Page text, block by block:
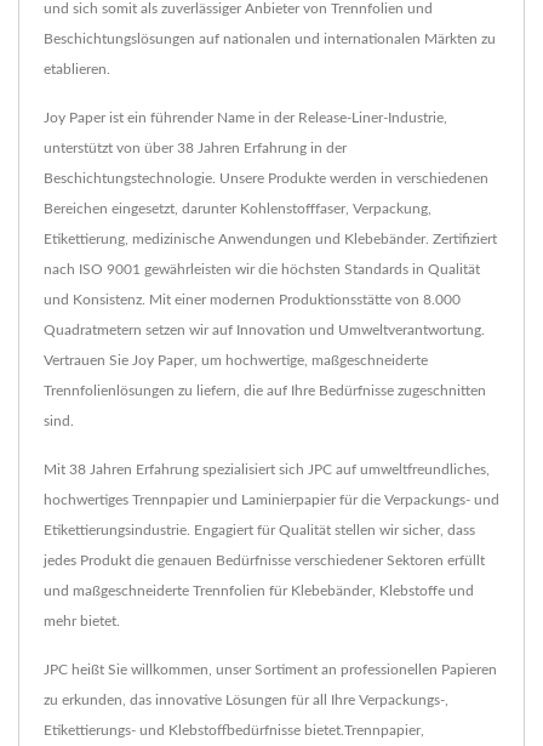
und sich somit als zuverlässiger Anbieter von Trennfolien und
Beschichtungslösungen auf nationalen und internationalen Märkten zu
etablieren.
Joy Paper ist ein führender Name in der Release-Liner-Industrie,
unterstützt von über 38 Jahren Erfahrung in der
Beschichtungstechnologie. Unsere Produkte werden in verschiedenen
Bereichen eingesetzt, darunter Kohlenstofffaser, Verpackung,
Etikettierung, medizinische Anwendungen und Klebebänder. Zertifiziert
nach ISO 9001 gewährleisten wir die höchsten Standards in Qualität
und Konsistenz. Mit einer modernen Produktionsstätte von 8.000
Quadratmetern setzen wir auf Innovation und Umweltverantwortung.
Vertrauen Sie Joy Paper, um hochwertige, maßgeschneiderte
Trennfolienlösungen zu liefern, die auf Ihre Bedürfnisse zugeschnitten
sind.
Mit 38 Jahren Erfahrung spezialisiert sich JPC auf umweltfreundliches,
hochwertiges Trennpapier und Laminierpapier für die Verpackungs- und
Etikettierungsindustrie. Engagiert für Qualität stellen wir sicher, dass
jedes Produkt die genauen Bedürfnisse verschiedener Sektoren erfüllt
und maßgeschneiderte Trennfolien für Klebebänder, Klebstoffe und
mehr bietet.
JPC heißt Sie willkommen, unser Sortiment an professionellen Papieren
zu erkunden, das innovative Lösungen für all Ihre Verpackungs-,
Etikettierungs- und Klebstoffbedürfnisse bietet. Trennpapier,